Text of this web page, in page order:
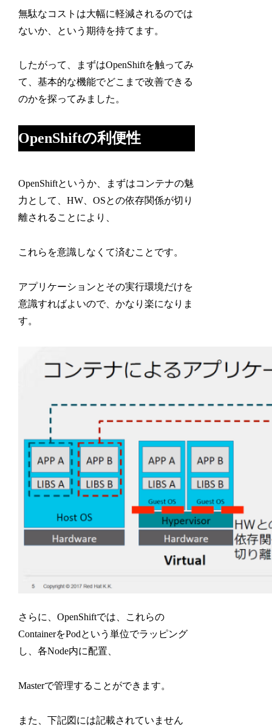
無駄なコストは大幅に軽減されるのでは
ないか、という期待を持てます。
したがって、まずはOpenShiftを触ってみ
て、基本的な機能でどこまで改善できる
のかを探ってみました。
OpenShiftの利便性
OpenShiftというか、まずはコンテナの魅
力として、HW、OSとの依存関係が切り
離されることにより、
これらを意識しなくて済むことです。
アプリケーションとその実行環境だけを
意識すればよいので、かなり楽になりま
す。
さらに、OpenShiftでは、これらの
ContainerをPodという単位でラッピング
し、各Node内に配置、
Masterで管理することができます。
また、下記図には記載されていません